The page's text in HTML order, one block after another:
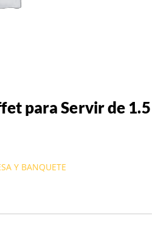
para Servir de 1.5
Y BANQUETE